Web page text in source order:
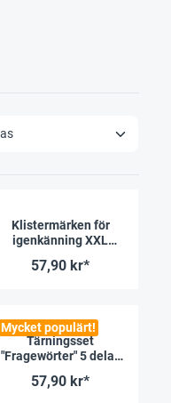
Klistermärken för
igenkänning XXL
57,90 kr*
Mycket populärt!
Tärningsset
"Fragewörter" 5 delar,
57,90 kr*